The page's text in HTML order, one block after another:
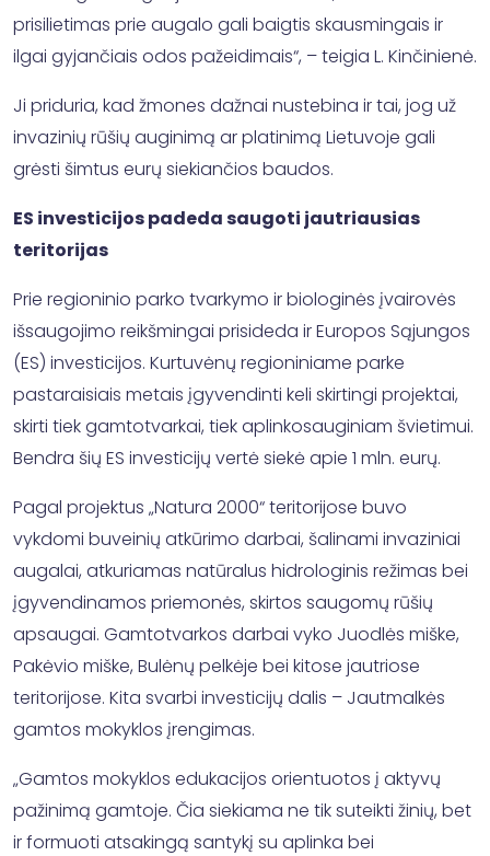
prisilietimas prie augalo gali baigtis skausmingais ir
ilgai gyjančiais odos pažeidimais“, – teigia L. Kinčinienė.
Ji priduria, kad žmones dažnai nustebina ir tai, jog už
invazinių rūšių auginimą ar platinimą Lietuvoje gali
grėsti šimtus eurų siekiančios baudos.
ES investicijos padeda saugoti jautriausias
teritorijas
Prie regioninio parko tvarkymo ir biologinės įvairovės
išsaugojimo reikšmingai prisideda ir Europos Sąjungos
(ES) investicijos. Kurtuvėnų regioniniame parke
pastaraisiais metais įgyvendinti keli skirtingi projektai,
skirti tiek gamtotvarkai, tiek aplinkosauginiam švietimui.
Bendra šių ES investicijų vertė siekė apie 1 mln. eurų.
Pagal projektus „Natura 2000“ teritorijose buvo
vykdomi buveinių atkūrimo darbai, šalinami invaziniai
augalai, atkuriamas natūralus hidrologinis režimas bei
įgyvendinamos priemonės, skirtos saugomų rūšių
apsaugai. Gamtotvarkos darbai vyko Juodlės miške,
Pakėvio miške, Bulėnų pelkėje bei kitose jautriose
teritorijose. Kita svarbi investicijų dalis – Jautmalkės
gamtos mokyklos įrengimas.
„Gamtos mokyklos edukacijos orientuotos į aktyvų
pažinimą gamtoje. Čia siekiama ne tik suteikti žinių, bet
ir formuoti atsakingą santykį su aplinka bei